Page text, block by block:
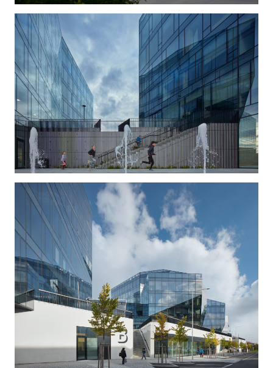
ale vzájemně příbuzné a v pevných vzájemných
geometrických vazbách. Mezi nimi vznikají uličky a
veřejné prostory, které by měly evokovat sevřené
uličky zástavby v historických jádrech. Výslednou
podobou Centra Bořislavka jsou čtyři budovy, jejichž
sestava připomíná krystalickou strukturu položenou
na společné platformě, která vyrovnává velké
terénní rozdíly okolních ulic. Celou zástavbu
chápeme jako formu městského bloku; cílem nebyla
jenom estetika jednotlivých budov/krystalů ale
především prostředí okolo nich a mezi nimi. Na
platformě je vytvořena většina důležitých veřejných
prostor a je na ní především plocha piazzetty, na
kterou ústí obchodní pasáž umožňující bezbariérové
spojení celého Centra a jeho okolí přímo s
vestibulem metra. Význam tohoto místa s
výhledem na Pražský Hrad podtrhuje socha
Federica Diáze.
Pro exaktní vyjádření krystalických tvarů
jednotlivých budov jsme využili prosklené fasády, u
kterých jsme, ale různé typické efekty jako je úplná
reflexe nebo úplná průhlednost spíše redukovali;
velké skleněné plochy zde nejsou symbolem
modernity nebo suverenity kancelářské typologie,
ale pouze prostředkem k realizaci specificky